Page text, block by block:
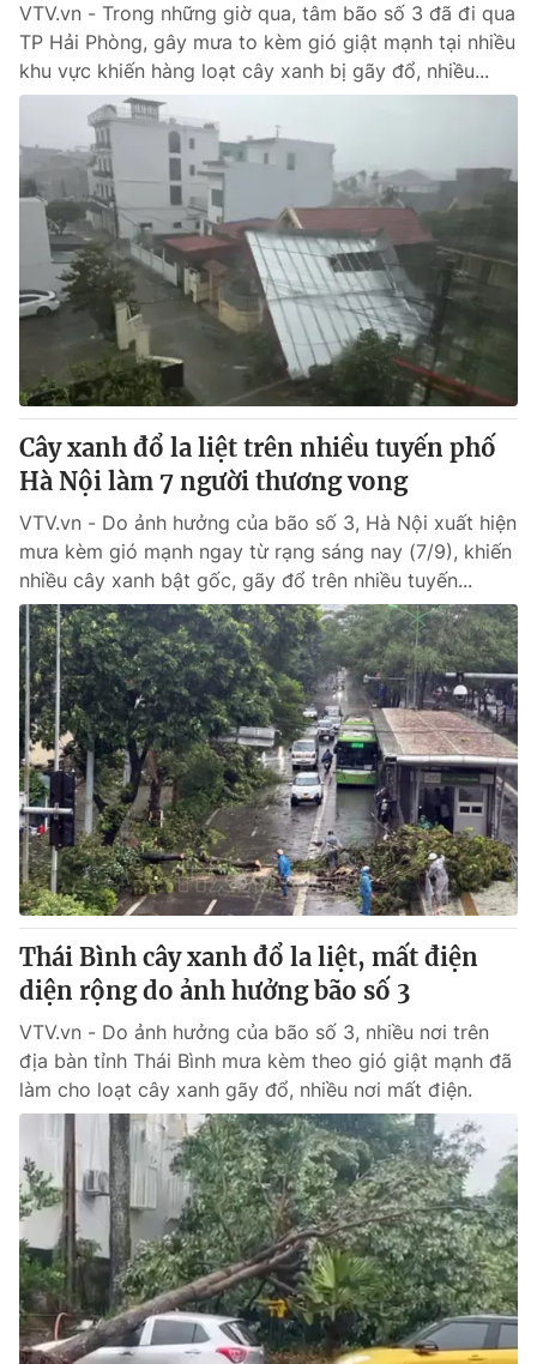
VTV.vn - Trong những giờ qua, tâm bão số 3 đã đi qua
TP Hải Phòng, gây mưa to kèm gió giật mạnh tại nhiều
khu vực khiến hàng loạt cây xanh bị gãy đổ, nhiều...
Cây xanh đổ la liệt trên nhiều tuyến phố
Hà Nội làm 7 người thương vong
VTV.vn - Do ảnh hưởng của bão số 3, Hà Nội xuất hiện
mưa kèm gió mạnh ngay từ rạng sáng nay (7/9), khiến
nhiều cây xanh bật gốc, gãy đổ trên nhiều tuyến...
Thái Bình cây xanh đổ la liệt, mất điện
diện rộng do ảnh hưởng bão số 3
VTV.vn - Do ảnh hưởng của bão số 3, nhiều nơi trên
địa bàn tỉnh Thái Bình mưa kèm theo gió giật mạnh đã
làm cho loạt cây xanh gãy đổ, nhiều nơi mất điện.